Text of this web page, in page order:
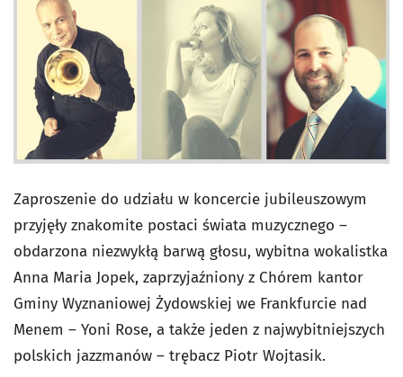
Zaproszenie do udziału w koncercie jubileuszowym
przyjęły znakomite postaci świata muzycznego –
obdarzona niezwykłą barwą głosu, wybitna wokalistka
Anna Maria Jopek, zaprzyjaźniony z Chórem kantor
Gminy Wyznaniowej Żydowskiej we Frankfurcie nad
Menem – Yoni Rose, a także jeden z najwybitniejszych
polskich jazzmanów – trębacz Piotr Wojtasik.